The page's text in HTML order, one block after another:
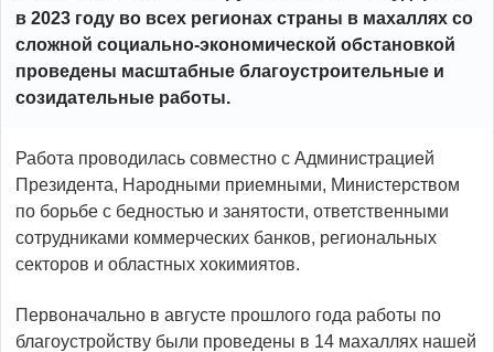
в 2023 году во всех регионах страны в махаллях со
сложной социально-экономической обстановкой
проведены масштабные благоустроительные и
созидательные работы.
Работа проводилась совместно с Администрацией
Президента, Народными приемными, Министерством
по борьбе с бедностью и занятости, ответственными
сотрудниками коммерческих банков, региональных
секторов и областных хокимиятов.
Первоначально в августе прошлого года работы по
благоустройству были проведены в 14 махаллях нашей